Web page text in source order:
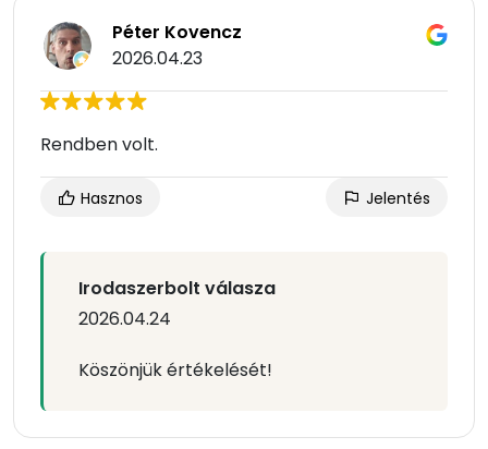
Péter Kovencz
2026.04.23
Rendben volt.
Hasznos Jelentés
Irodaszerbolt válasza
2026.04.24
Köszönjük értékelését!